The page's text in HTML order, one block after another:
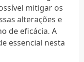
mitigar os
alterações e
de eficácia. A
essencial nesta